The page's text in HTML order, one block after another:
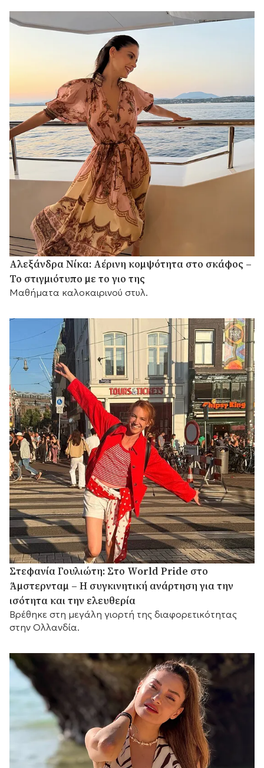
Αλεξάνδρα Νίκα: Αέρινη κομψότητα στο σκάφος –
Το στιγμιότυπο με το γιο της
Μαθήματα καλοκαιρινού στυλ.
Στεφανία Γουλιώτη: Στο World Pride στο
Άμστερνταμ – Η συγκινητική ανάρτηση για την
ισότητα και την ελευθερία
Βρέθηκε στη μεγάλη γιορτή της διαφορετικότητας
στην Ολλανδία.